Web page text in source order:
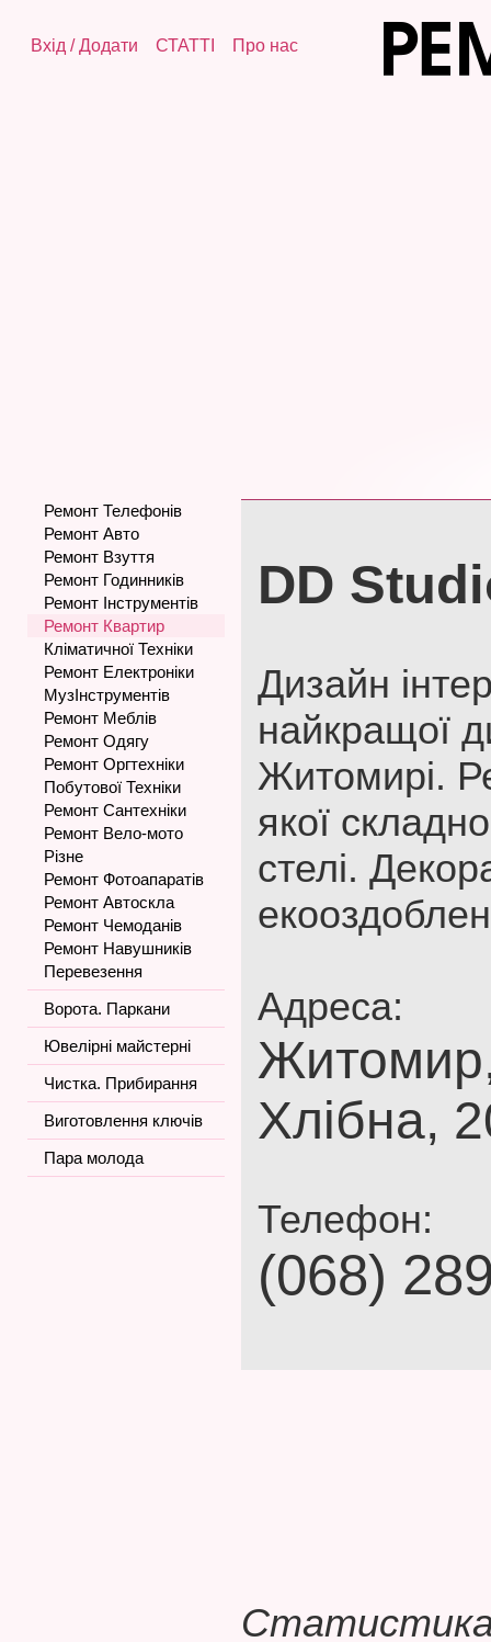
Вхід /Додати СТАТТІ Про нас
Ремонт Телефонів
Ремонт Авто
Ремонт Взуття
Ремонт Годинників
Ремонт Інструментів
Ремонт Квартир
Кліматичної Техніки
Ремонт Електроніки
МузІнструментів
Ремонт Меблів
Ремонт Одягу
Ремонт Оргтехніки
Побутової Техніки
Ремонт Сантехніки
Ремонт Вело-мото
Різне
Ремонт Фотоапаратів
Ремонт Автоскла
Ремонт Чемоданів
Ремонт Навушників
Перевезення
Ворота. Паркани
Ювелірні майстерні
Чистка. Прибирання
Виготовлення ключів
Пара молода
DD
Дизайн
найкращої
Житомирі.
якої
стелі.
Адреса:
Хлібна,
Телефон:
(068)
Статистика